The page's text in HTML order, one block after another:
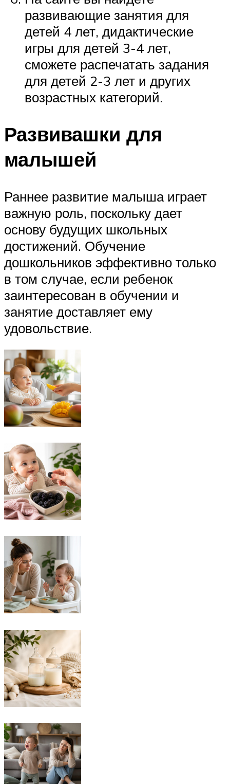
развивающие занятия для
детей 4 лет, дидактические
игры для детей 3-4 лет,
сможете распечатать задания
для детей 2-3 лет и других
возрастных категорий.
Развивашки для
малышей
Раннее развитие малыша играет
важную роль, поскольку дает
основу будущих школьных
достижений. Обучение
дошкольников эффективно только
в том случае, если ребенок
заинтересован в обучении и
занятие доставляет ему
удовольствие.